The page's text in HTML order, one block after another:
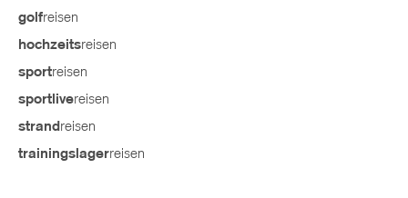
golfreisen
hochzeitsreisen
sportreisen
sportlivereisen
strand reisen
trainingslagerreisen